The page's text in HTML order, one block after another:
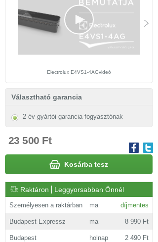
Electrolux E4VS1-4AGvideó
Választható garancia
2 év gyártói garancia fogyasztónak
23 500 Ft
Kosárba tesz
Raktáron Leggyorsabban Önnél
Személyesen a raktárban ma díjmentes
Budapest Expressz ma 8 990 Ft
Budapest holnap 2 490 Ft